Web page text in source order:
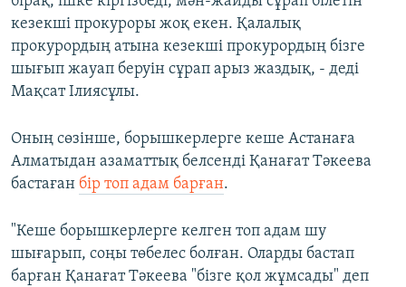
кезекші прокуроры жоқ екен. Қалалық
прокурордың атына кезекші прокурордың бізге
шығып жауап беруін сұрап арыз жаздық, - деді
Мақсат Ілиясұлы.
Оның сөзінше, борышкерлерге кеше Астанаға
Алматыдан азаматтық белсенді Қанағат Тәкеева
бастаған бір топ адам барған.
"Кеше борышкерлерге келген топ адам шу
шығарып, соңы төбелес болған. Оларды бастап
барған Қанағат Тәкеева "бізге қол жұмсады" деп